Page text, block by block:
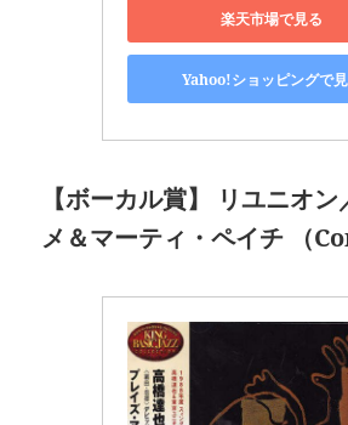
楽天市場で見る
Yahoo!ショッピングで
【ボーカル賞】 リユニオ
メ＆マーティ・ペイチ （